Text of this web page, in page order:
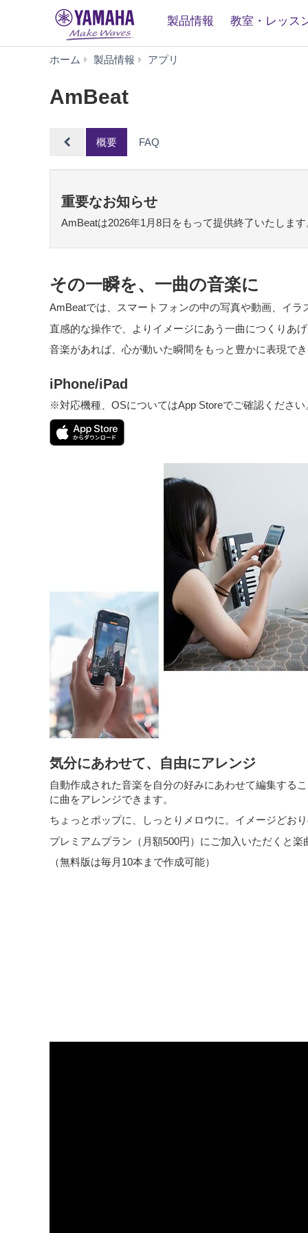
製品情報 教室・レッス
ホーム 製品情報 アプリ
AmBeat
概要 FAQ
重要なお知らせ
AmBeatは2026年1月8日をもって提供終了いたしま
その一瞬を、一曲の音楽に
AmBeatでは、スマートフォンの中の写真や動画、イ
直感的な操作で、よりイメージにあう一曲につくりあ
音楽があれば、心が動いた瞬間をもっと豊かに表現で
iPhone/iPad
※対応機種、OSについてはApp Storeでご確認ください
気分にあわせて、自由にアレンジ
自動作成された音楽を自分の好みにあわせて編集する
に曲をアレンジできます。
ちょっとポップに、しっとりメロウに。イメージどお
プレミアムプラン（月額500円）にご加入いただくと
（無料版は毎月10本まで作成可能）